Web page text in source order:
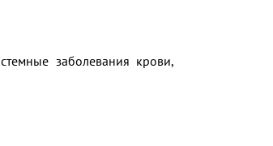
заболевания крови,